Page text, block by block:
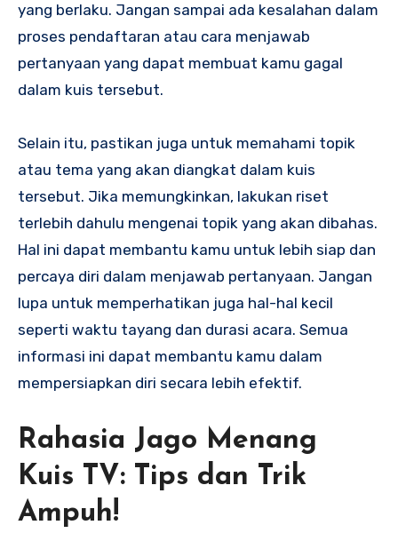
yang berlaku. Jangan sampai ada kesalahan dalam
proses pendaftaran atau cara menjawab
pertanyaan yang dapat membuat kamu gagal
dalam kuis tersebut.
Selain itu, pastikan juga untuk memahami topik
atau tema yang akan diangkat dalam kuis
tersebut. Jika memungkinkan, lakukan riset
terlebih dahulu mengenai topik yang akan dibahas.
Hal ini dapat membantu kamu untuk lebih siap dan
percaya diri dalam menjawab pertanyaan. Jangan
lupa untuk memperhatikan juga hal-hal kecil
seperti waktu tayang dan durasi acara. Semua
informasi ini dapat membantu kamu dalam
mempersiapkan diri secara lebih efektif.
Rahasia Jago Menang
Kuis TV: Tips dan Trik
Ampuh!